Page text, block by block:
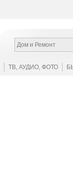
Дом и Ремонт
ТВ, АУДИО, ФОТО